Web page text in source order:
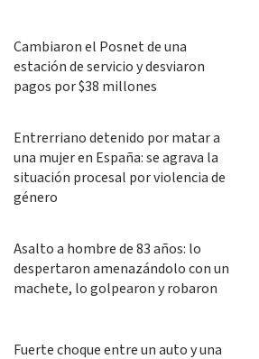
Cambiaron el Posnet de una
estación de servicio y desviaron
pagos por $38 millones
Entrerriano detenido por matar a
una mujer en España: se agrava la
situación procesal por violencia de
género
Asalto a hombre de 83 años: lo
despertaron amenazándolo con un
machete, lo golpearon y robaron
Fuerte choque entre un auto y una